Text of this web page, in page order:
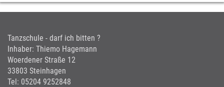
Tanzschule - darf ich bitten ?
Inhaber: Thiemo Hagemann
Woerdener Straße 12
33803 Steinhagen
Tel: 05204 9252848